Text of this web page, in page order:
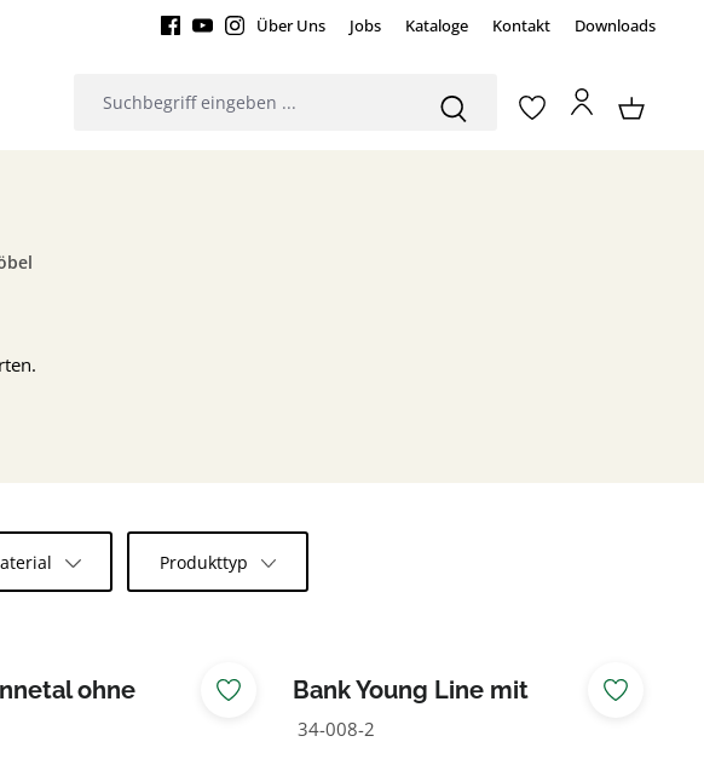
Über Uns Jobs Kataloge Kontakt Downloads
Produkttyp
ohne
für Kinder
Bank Young Line mit
Rückenlehne für Kinder
34-008-2